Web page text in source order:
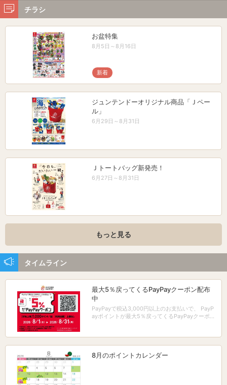
チラシ
お盆特集
8月5日～8月16日
新着
ジュンテンドーオリジナル商品「Ｊペー
ル」
6月29日～8月31日
Ｊトートバッグ新発売！
6月27日～8月31日
もっと見る
タイムライン
最大5％戻ってくるPayPayクーポン配布
中
PayPayで税込3,000円以上のお支払いで、 PayP
ayポイントが最大5％戻ってくるPayPayクーポン
8月のポイントカレンダー